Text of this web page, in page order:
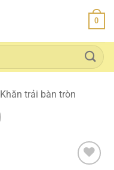
0
Khăn trải bàn tròn